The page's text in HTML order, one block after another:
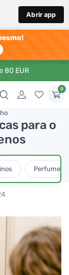
Abrir app
80 EUR
0
para o
Perfumes